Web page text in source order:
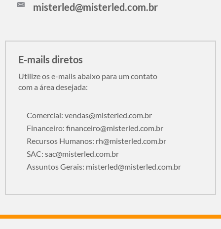
misterled@misterled.com.br
E-mails diretos
Utilize os e-mails abaixo para um contato
com a área desejada:
Comercial: vendas@misterled.com.br
Financeiro: financeiro@misterled.com.br
Recursos Humanos: rh@misterled.com.br
SAC: sac@misterled.com.br
Assuntos Gerais: misterled@misterled.com.br